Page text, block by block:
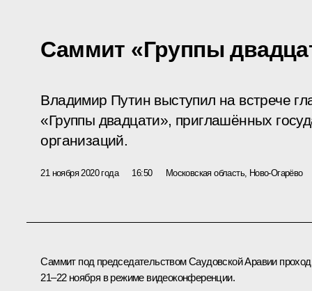
Саммит «Группы
Владимир Путин выступил на встрече
«Группы двадцати», приглашённых
организаций.
21 ноября 2020 года 16:50 Московская область, Ново-Огарёво
Саммит под председательством Саудовской Аравии
21–22 ноября в режиме видеоконференции.